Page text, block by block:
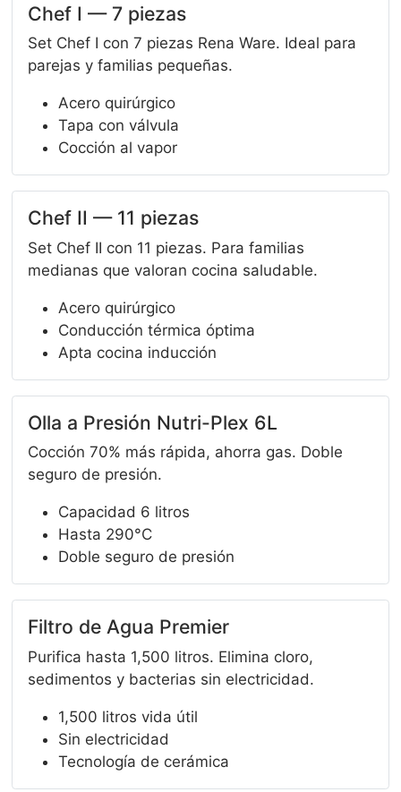
Chef I — 7 piezas
Set Chef I con 7 piezas Rena Ware. Ideal para
parejas y familias pequeñas.
Acero quirúrgico
Tapa con válvula
Cocción al vapor
Chef II — 11 piezas
Set Chef II con 11 piezas. Para familias
medianas que valoran cocina saludable.
Acero quirúrgico
Conducción térmica óptima
Apta cocina inducción
Olla a Presión Nutri-Plex 6L
Cocción 70% más rápida, ahorra gas. Doble
seguro de presión.
Capacidad 6 litros
Hasta 290°C
Doble seguro de presión
Filtro de Agua Premier
Purifica hasta 1,500 litros. Elimina cloro,
sedimentos y bacterias sin electricidad.
1,500 litros vida útil
Sin electricidad
Tecnología de cerámica